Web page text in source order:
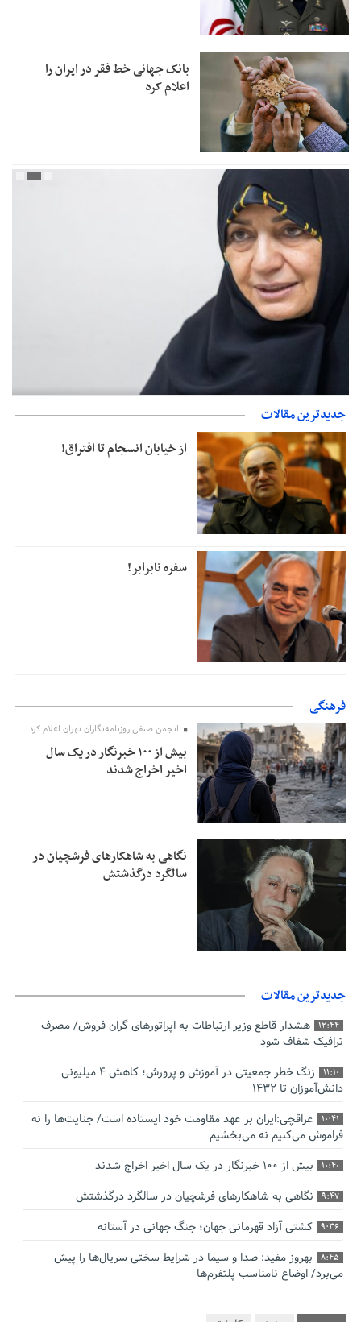
بانک جهانی خط فقر در ایران را
اعلام کرد
صدورگواهینامه موتورسیکلت برای زنان؛ در آینده نزدیک/ تردد بانوان با
موتور به‌ صرفه‌تر است
جدیدترین مقالات
از خیابان انسجام تا افتراق!
سفره نابرابر!
فرهنگی
انجمن صنفی روزنامه‌نگاران تهران اعلام کرد
بیش از ۱۰۰ خبرنگار در یک سال
اخیر اخراج شدند
نگاهی به شاهکارهای فرشچیان در
سالگرد درگذشتش
جدیدترین مقالات
12:44
هشدار قاطع وزیر ارتباطات به اپراتورهای گران فروش/ مصرف
ترافیک شفاف شود
11:10
زنگ خطر جمعیتی در آموزش و پرورش؛ کاهش ۴ میلیونی
دانش‌آموزان تا ۱۴۳۲
10:41
عراقچی:ایران بر عهد مقاومت خود ایستاده است/ جنایت‌ها را نه
فراموش می‌کنیم نه می‌بخشیم
10:40 بیش از ۱۰۰ خبرنگار در یک سال اخیر اخراج شدند
9:47 نگاهی به شاهکارهای فرشچیان در سالگرد درگذشتش
9:36 کشتی آزاد قهرمانی جهان؛ جنگ جهانی در آستانه
8:45
بهروز مفید: صدا و سیما در شرایط سختی سریال‌ها را پیش
می‌برد/ اوضاع نامناسب پلتفرم‌ها